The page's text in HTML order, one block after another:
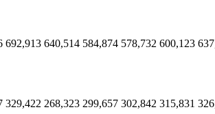
692,913 640,514 584,874 578,732 600,123
329,422 268,323 299,657 302,842 315,831